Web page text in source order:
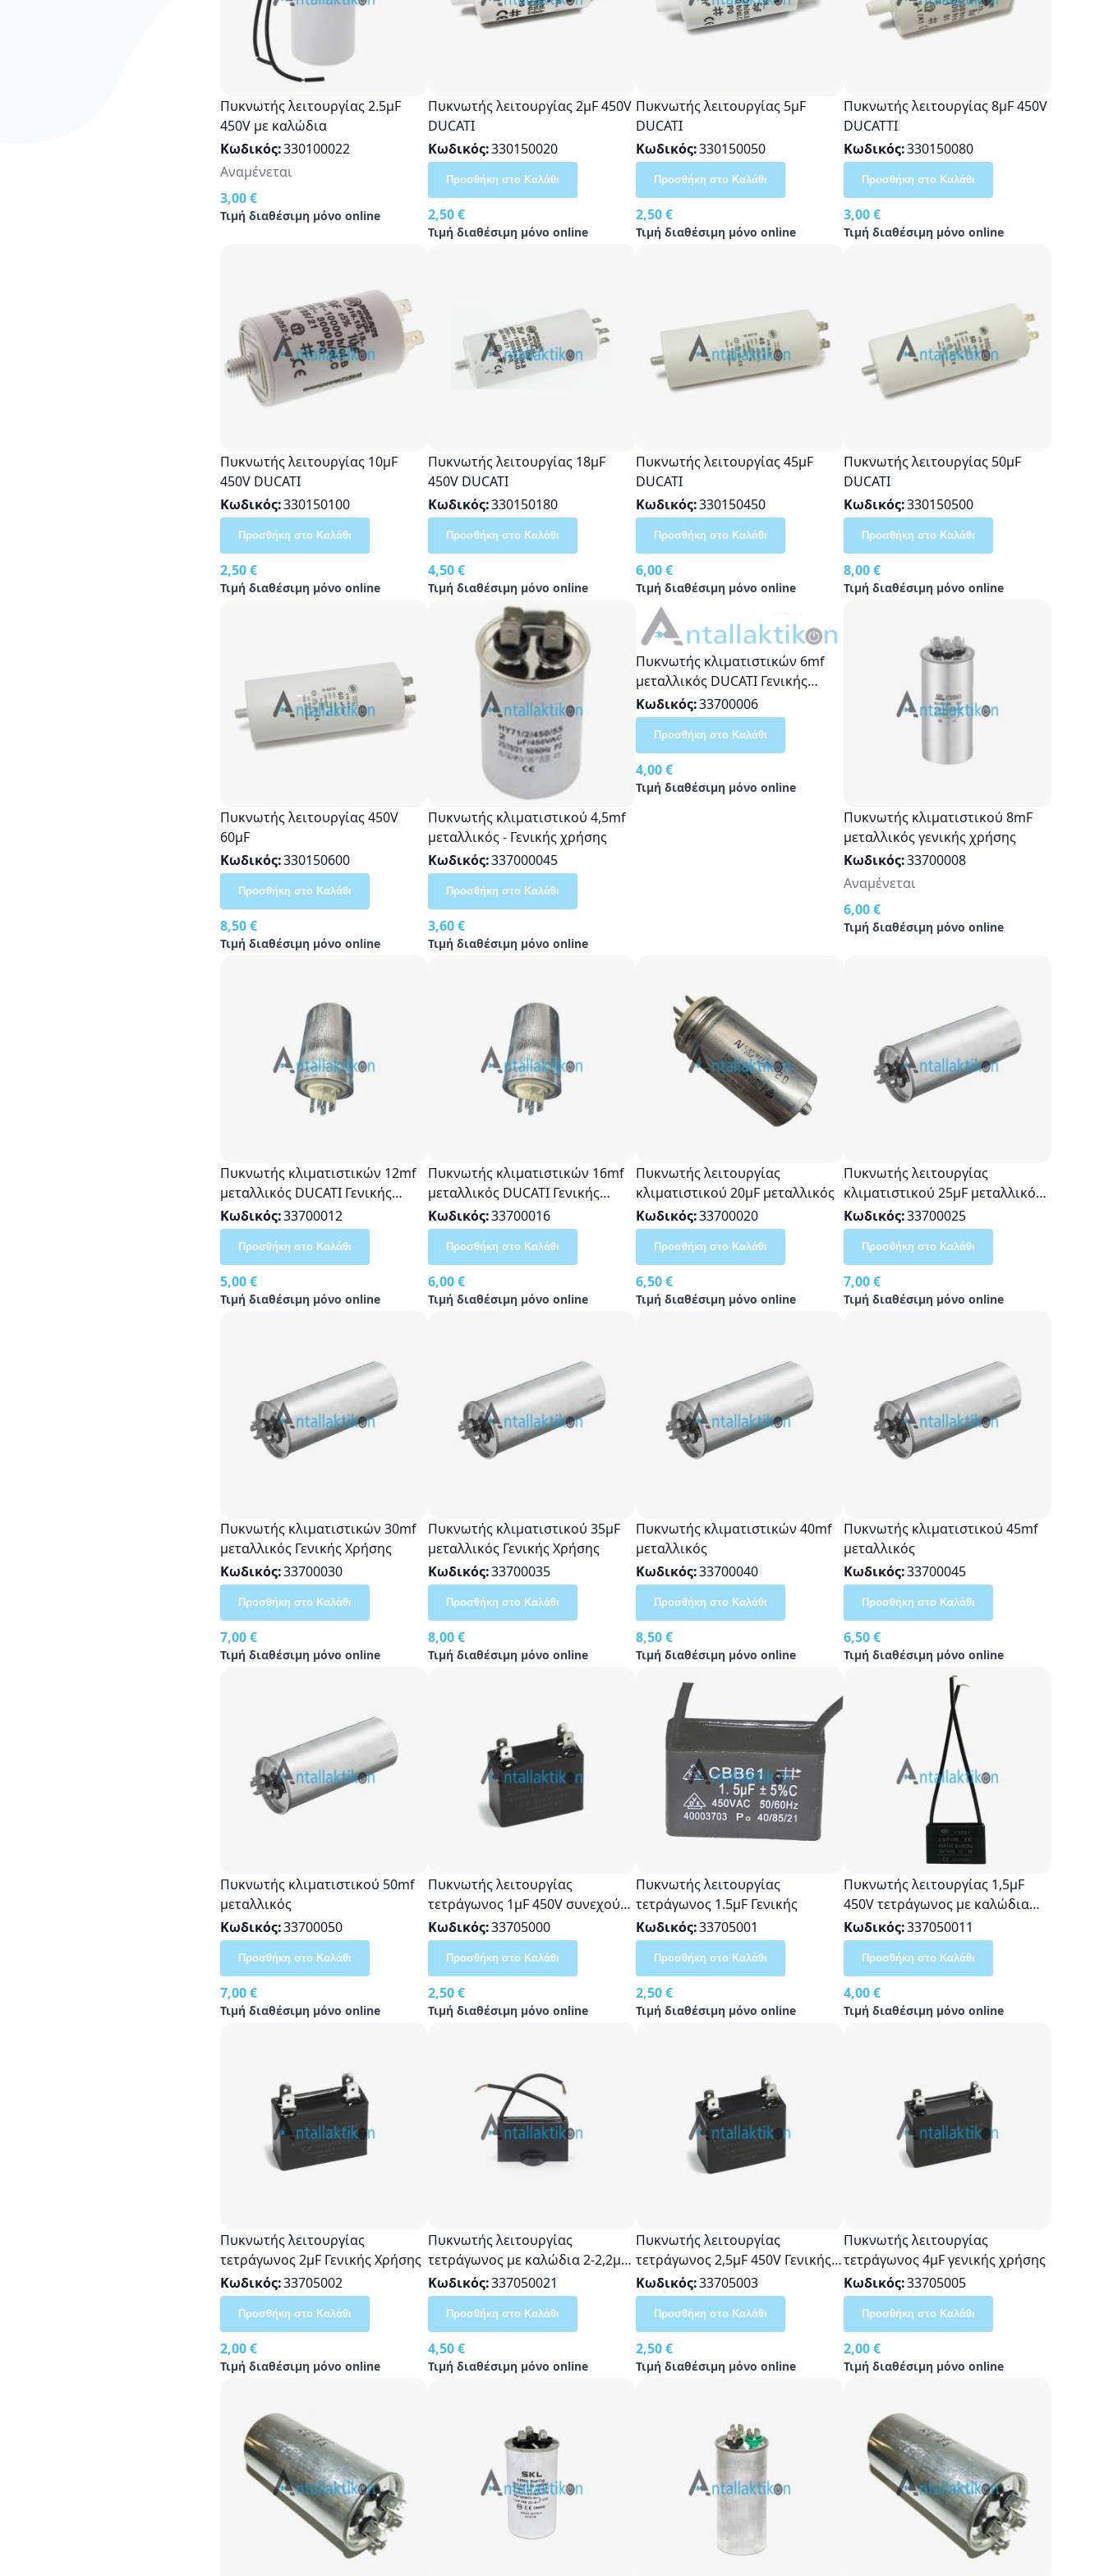
Πυκνωτής λειτουργίας 2.5μF
450V με καλώδια
Κωδικός 330100022
3,00 €
Τιμή διαθέσιμη μόνο online
Αναμένεται
Πυκνωτής λειτουργίας 2μF 450V
DUCATI
Κωδικός 330150020
2,50 €
Τιμή διαθέσιμη μόνο online
Προσθήκη στο Καλάθι
Πυκνωτής λειτουργίας 5μF
DUCATI
Κωδικός 330150050
2,50 €
Τιμή διαθέσιμη μόνο online
Προσθήκη στο Καλάθι
Πυκνωτής λειτουργίας 8μF 450V
DUCATTI
Κωδικός 330150080
3,00 €
Τιμή διαθέσιμη μόνο online
Προσθήκη στο Καλάθι
Πυκνωτής λειτουργίας 10μF
450V DUCATI
Κωδικός 330150100
2,50 €
Τιμή διαθέσιμη μόνο online
Προσθήκη στο Καλάθι
Πυκνωτής λειτουργίας 18μF
450V DUCATI
Κωδικός 330150180
4,50 €
Τιμή διαθέσιμη μόνο online
Προσθήκη στο Καλάθι
Πυκνωτής λειτουργίας 45μF
DUCATI
Κωδικός 330150450
6,00 €
Τιμή διαθέσιμη μόνο online
Προσθήκη στο Καλάθι
Πυκνωτής λειτουργίας 50μF
DUCATI
Κωδικός 330150500
8,00 €
Τιμή διαθέσιμη μόνο online
Προσθήκη στο Καλάθι
Πυκνωτής λειτουργίας 450V
60μF
Κωδικός 330150600
8,50 €
Τιμή διαθέσιμη μόνο online
Προσθήκη στο Καλάθι
Πυκνωτής κλιματιστικού 4,5mf
μεταλλικός - Γενικής χρήσης
Κωδικός 337000045
3,60 €
Τιμή διαθέσιμη μόνο online
Προσθήκη στο Καλάθι
Πυκνωτής κλιματιστικών 6mf
μεταλλικός DUCATI Γενικής
Χρήσης
Κωδικός 33700006
4,00 €
Τιμή διαθέσιμη μόνο online
Προσθήκη στο Καλάθι
Πυκνωτής κλιματιστικού 8mF
μεταλλικός γενικής χρήσης
Κωδικός 33700008
6,00 €
Τιμή διαθέσιμη μόνο online
Αναμένεται
Πυκνωτής κλιματιστικών 12mf
μεταλλικός DUCATI Γενικής
Χρήσης
Κωδικός 33700012
5,00 €
Τιμή διαθέσιμη μόνο online
Προσθήκη στο Καλάθι
Πυκνωτής κλιματιστικών 16mf
μεταλλικός DUCATI Γενικής
Χρήσης
Κωδικός 33700016
6,00 €
Τιμή διαθέσιμη μόνο online
Προσθήκη στο Καλάθι
Πυκνωτής λειτουργίας
κλιματιστικού 20μF μεταλλικός
Κωδικός 33700020
6,50 €
Τιμή διαθέσιμη μόνο online
Προσθήκη στο Καλάθι
Πυκνωτής λειτουργίας
κλιματιστικού 25μF μεταλλικός
Γενικής Χρήσης
Κωδικός 33700025
7,00 €
Τιμή διαθέσιμη μόνο online
Προσθήκη στο Καλάθι
Πυκνωτής κλιματιστικών 30mf
μεταλλικός Γενικής Χρήσης
Κωδικός 33700030
7,00 €
Τιμή διαθέσιμη μόνο online
Προσθήκη στο Καλάθι
Πυκνωτής κλιματιστικού 35μF
μεταλλικός Γενικής Χρήσης
Κωδικός 33700035
8,00 €
Τιμή διαθέσιμη μόνο online
Προσθήκη στο Καλάθι
Πυκνωτής κλιματιστικών 40mf
μεταλλικός
Κωδικός 33700040
8,50 €
Τιμή διαθέσιμη μόνο online
Προσθήκη στο Καλάθι
Πυκνωτής κλιματιστικού 45mf
μεταλλικός
Κωδικός 33700045
6,50 €
Τιμή διαθέσιμη μόνο online
Προσθήκη στο Καλάθι
Πυκνωτής κλιματιστικού 50mf
μεταλλικός
Κωδικός 33700050
7,00 €
Τιμή διαθέσιμη μόνο online
Προσθήκη στο Καλάθι
Πυκνωτής λειτουργίας
τετράγωνος 1μF 450V συνεχούς
Γενικής Χρήσης
Κωδικός 33705000
2,50 €
Τιμή διαθέσιμη μόνο online
Προσθήκη στο Καλάθι
Πυκνωτής λειτουργίας
τετράγωνος 1.5μF Γενικής
Κωδικός 33705001
2,50 €
Τιμή διαθέσιμη μόνο online
Προσθήκη στο Καλάθι
Πυκνωτής λειτουργίας 1,5μF
450V τετράγωνος με καλώδια
Γενικής Χρήσης
Κωδικός 337050011
4,00 €
Τιμή διαθέσιμη μόνο online
Προσθήκη στο Καλάθι
Πυκνωτής λειτουργίας
τετράγωνος 2μF Γενικής Χρήσης
Κωδικός 33705002
2,00 €
Τιμή διαθέσιμη μόνο online
Προσθήκη στο Καλάθι
Πυκνωτής λειτουργίας
τετράγωνος με καλώδια 2-2,2μf
450volt Γενικής Χρήσης
Κωδικός 337050021
4,50 €
Τιμή διαθέσιμη μόνο online
Προσθήκη στο Καλάθι
Πυκνωτής λειτουργίας
τετράγωνος 2,5μF 450V Γενικής
Χρήσης
Κωδικός 33705003
2,50 €
Τιμή διαθέσιμη μόνο online
Προσθήκη στο Καλάθι
Πυκνωτής λειτουργίας
τετράγωνος 4μF γενικής χρήσης
Κωδικός 33705005
2,00 €
Τιμή διαθέσιμη μόνο online
Προσθήκη στο Καλάθι